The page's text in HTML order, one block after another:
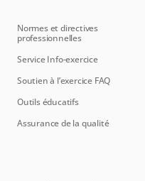
Normes et directives
professionnelles
Service Info-exercice
Soutien à l’exercice FAQ
Outils éducatifs
Assurance de la qualité